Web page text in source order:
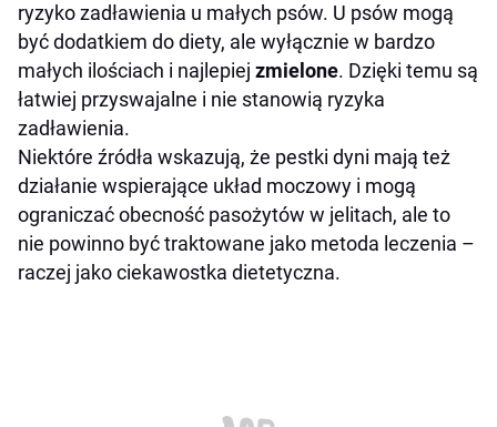
ryzyko zadławienia u małych psów. U psów mogą
być dodatkiem do diety, ale wyłącznie w bardzo
małych ilościach i najlepiej zmielone. Dzięki temu są
łatwiej przyswajalne i nie stanowią ryzyka
zadławienia.
Niektóre źródła wskazują, że pestki dyni mają też
działanie wspierające układ moczowy i mogą
ograniczać obecność pasożytów w jelitach, ale to
nie powinno być traktowane jako metoda leczenia –
raczej jako ciekawostka dietetyczna.